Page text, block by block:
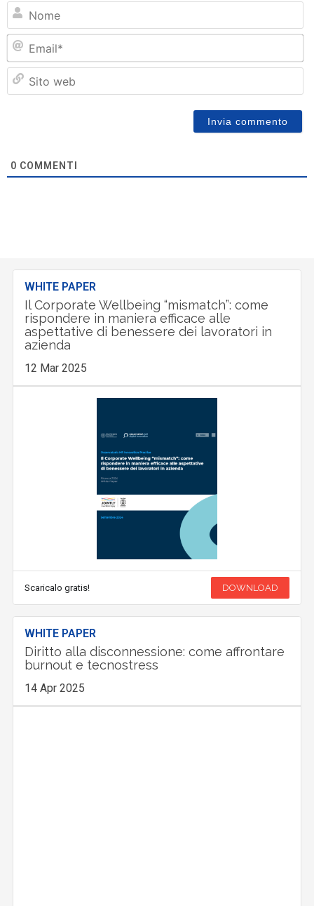
0 COMMENTI
WHITE PAPER
Il Corporate Wellbeing “mismatch”: come
rispondere in maniera efficace alle
aspettative di benessere dei lavoratori in
azienda
12 Mar 2025
Scaricalo gratis! DOWNLOAD
WHITE PAPER
Diritto alla disconnessione: come affrontare
burnout e tecnostress
14 Apr 2025